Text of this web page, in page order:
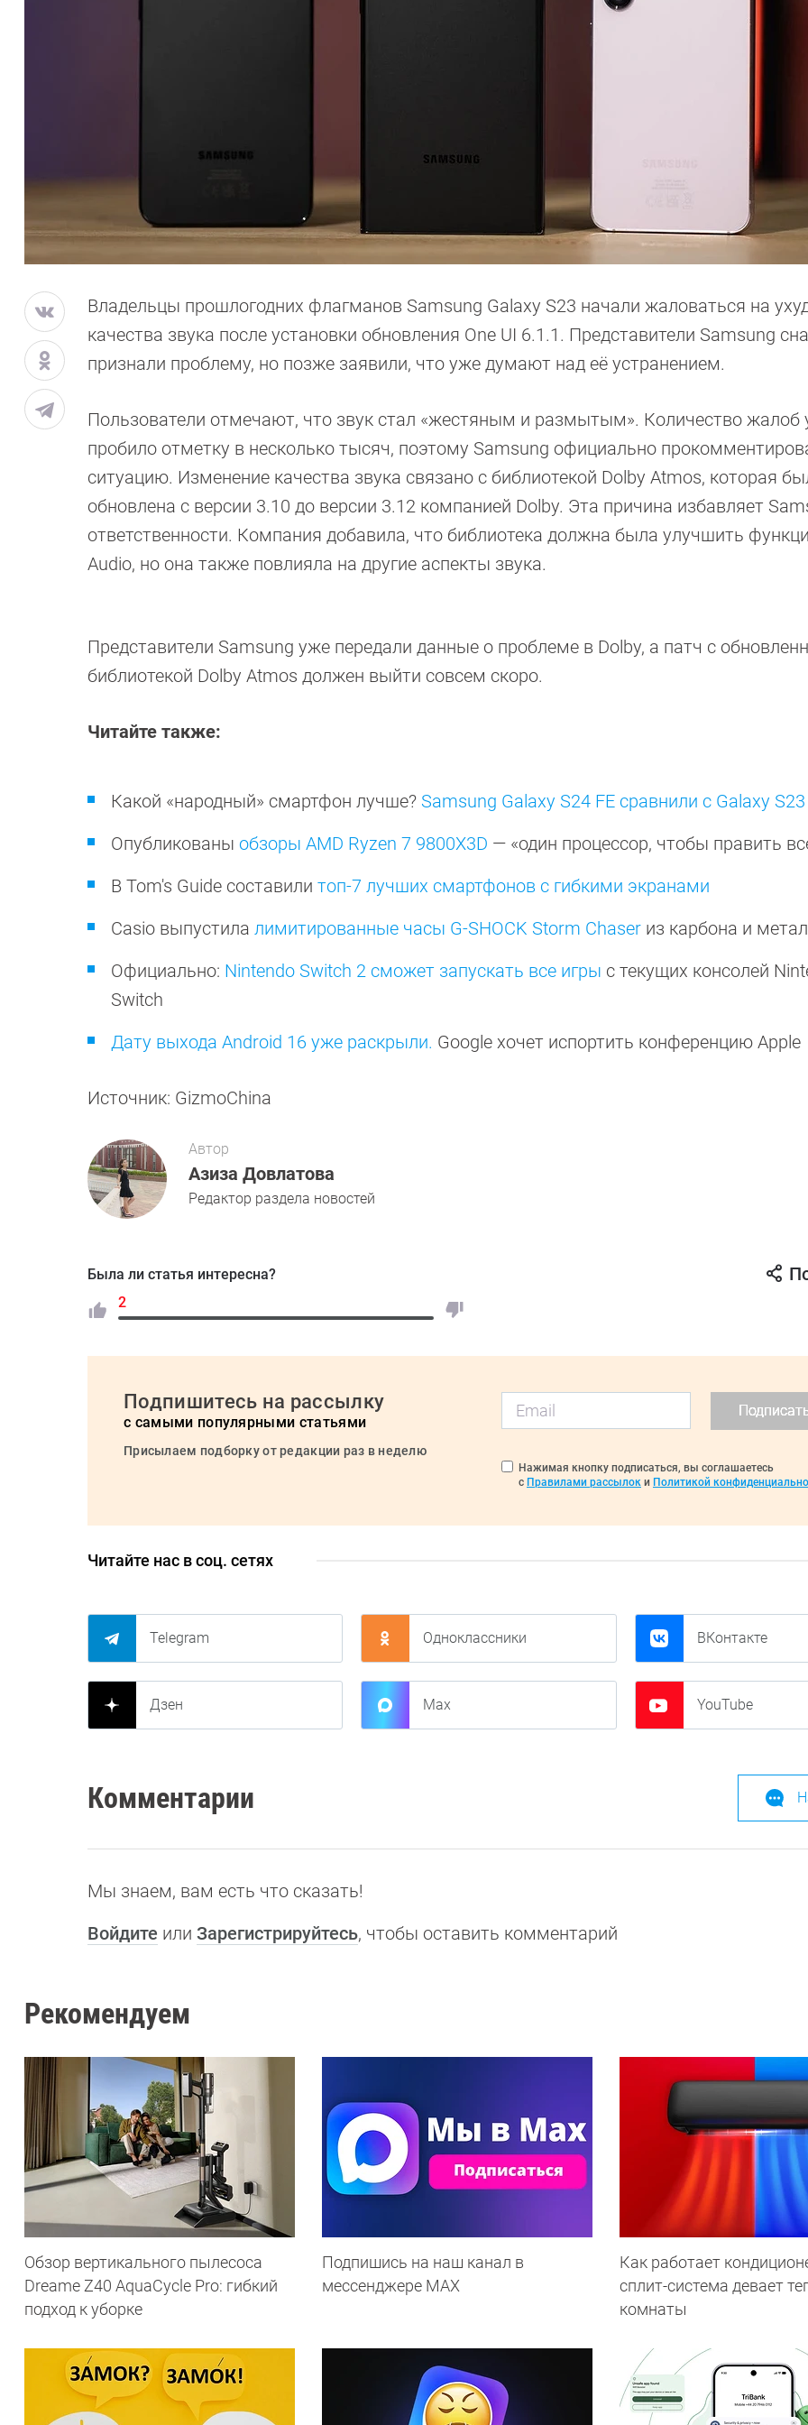
Владельцы прошлогодних флагманов Samsung Galaxy S23 начали жаловаться на
качества звука после установки обновления One UI 6.1.1. Представители Samsung
признали проблему, но позже заявили, что уже думают над её устранением.
Пользователи отмечают, что звук стал «жестяным и размытым». Количество жалоб
пробило отметку в несколько тысяч, поэтому Samsung официально
ситуацию. Изменение качества звука связано с библиотекой Dolby Atmos, которая
обновлена ​​с версии 3.10 до версии 3.12 компанией Dolby. Эта причина избавляет
ответственности. Компания добавила, что библиотека должна была улучшить
Audio, но она также повлияла на другие аспекты звука.
Представители Samsung уже передали данные о проблеме в Dolby, а патч с
библиотекой Dolby Atmos должен выйти совсем скоро.
Читайте также:
Какой «народный» смартфон лучше? Samsung Galaxy S24 FE сравнили с Galaxy S23
Опубликованы обзоры AMD Ryzen 7 9800X3D — «один процессор, чтобы править
В Tom's Guide составили топ-7 лучших смартфонов с гибкими экранами
Casio выпустила лимитированные часы G-SHOCK Storm Chaser из карбона и
Официально: Nintendo Switch 2 сможет запускать все игры с текущих консолей
Switch
Дату выхода Android 16 уже раскрыли. Google хочет испортить конференцию Apple
Источник: GizmoChina
Автор
Азиза Довлатова
Редактор раздела новостей
Была ли статья интересна?
2
Подпишитесь на рассылку
с самыми популярными статьями
Присылаем подборку от редакции раз в неделю
Нажимая кнопку подписаться, вы соглашаетесь
с Правилами рассылок и Политикой
Читайте нас в соц. сетях
Telegram Одноклассники ВКонтакте
Дзен Max YouTube
Комментарии
Мы знаем, вам есть что сказать!
Войдите или Зарегистрируйтесь, чтобы оставить комментарий
Рекомендуем
Обзор вертикального пылесоса
Dreame Z40 AquaCycle Pro: гибкий
подход к уборке
Подпишись на наш канал в
мессенджере МАХ
Как работает
сплит-система девает
комнаты